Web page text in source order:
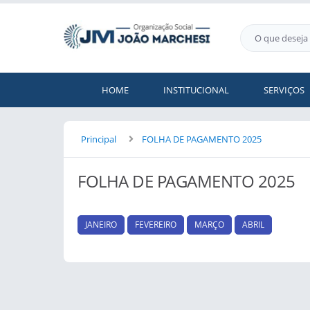
HOME INSTITUCIONAL SERVIÇOS
Principal FOLHA DE PAGAMENTO 2025
FOLHA DE PAGAMENTO 2025
JANEIRO FEVEREIRO MARÇO ABRIL